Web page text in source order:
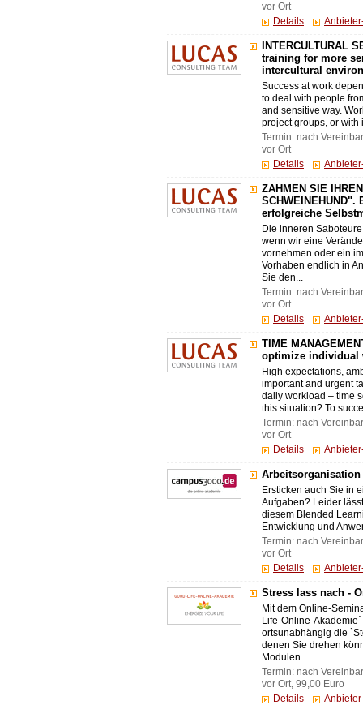
vor Ort
Details
INTERCULTURAL
training for more
intercultural
Success at work
to deal with people
and sensitive way.
project groups, or with
Termin: nach
vor Ort
Details
ZÄHMEN SIE
erfolgreiche
Die inneren
wenn wir eine
vornehmen oder ein
Vorhaben endlich in
Sie den...
Termin: nach
vor Ort
Details
TIME
optimize individual
High expectations,
important and urgent
daily workload – time
this situation? To
Termin: nach
vor Ort
Details
Ersticken auch Sie in
Aufgaben? Leider
diesem Blended
Entwicklung und
Termin: nach
vor Ort
Details
Stress lass nach -
Mit dem Online-
Life-Online-
ortsunabhängig die
denen Sie drehen
Modulen...
Termin: nach
vor Ort, 99,00 Euro
Details